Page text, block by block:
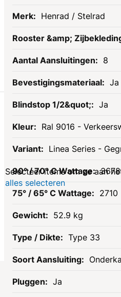
Henrad / Stelrad
8
Ja
Ja
Ral 9016 -
Linea Series -
3678
2710
52.9 kg
Type 33
Ja
producten
Selecteer items om ze aan
alles selecteren